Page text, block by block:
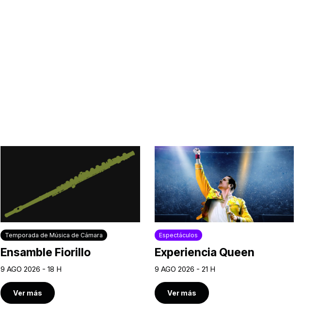
Temporada de Música de Cámara
Ensamble Fiorillo
9 AGO 2026 - 18 H
Ver más
Espectáculos
Experiencia Queen
9 AGO 2026 - 21 H
Ver más